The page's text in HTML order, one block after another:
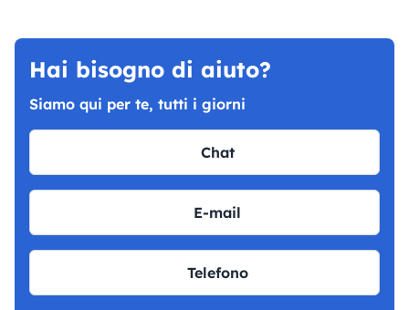
Hai bisogno di aiuto?
Siamo qui per te, tutti i giorni
Chat
E-mail
Telefono